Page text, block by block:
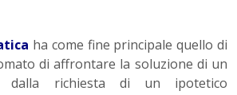
ha come fine principale quello di
di affrontare la soluzione di un
dalla richiesta di un ipotetico